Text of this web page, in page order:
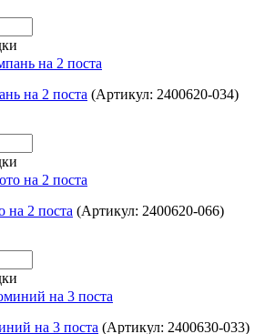
на 2 поста (Артикул: 2400620-034)
на 2 поста (Артикул: 2400620-066)
на 3 поста (Артикул: 2400630-033)